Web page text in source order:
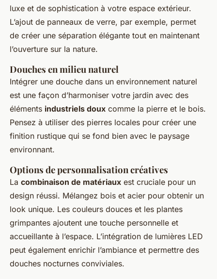
luxe et de sophistication à votre espace extérieur.
L’ajout de panneaux de verre, par exemple, permet
de créer une séparation élégante tout en maintenant
l’ouverture sur la nature.
Douches en milieu naturel
Intégrer une douche dans un environnement naturel
est une façon d’harmoniser votre jardin avec des
éléments industriels doux comme la pierre et le bois.
Pensez à utiliser des pierres locales pour créer une
finition rustique qui se fond bien avec le paysage
environnant.
Options de personnalisation créatives
La combinaison de matériaux est cruciale pour un
design réussi. Mélangez bois et acier pour obtenir un
look unique. Les couleurs douces et les plantes
grimpantes ajoutent une touche personnelle et
accueillante à l’espace. L’intégration de lumières LED
peut également enrichir l’ambiance et permettre des
douches nocturnes conviviales.